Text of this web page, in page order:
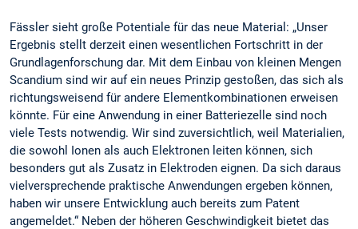
Fässler sieht große Potentiale für das neue Material: „Unser
Ergebnis stellt derzeit einen wesentlichen Fortschritt in der
Grundlagenforschung dar. Mit dem Einbau von kleinen Mengen
Scandium sind wir auf ein neues Prinzip gestoßen, das sich als
richtungsweisend für andere Elementkombinationen erweisen
könnte. Für eine Anwendung in einer Batteriezelle sind noch
viele Tests notwendig. Wir sind zuversichtlich, weil Materialien,
die sowohl Ionen als auch Elektronen leiten können, sich
besonders gut als Zusatz in Elektroden eignen. Da sich daraus
vielversprechende praktische Anwendungen ergeben können,
haben wir unsere Entwicklung auch bereits zum Patent
angemeldet.“ Neben der höheren Geschwindigkeit bietet das